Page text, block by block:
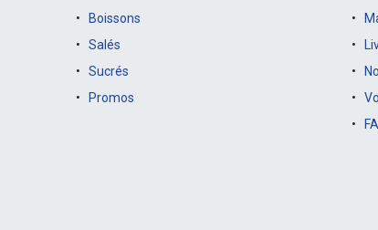
Boissons
Salés
Sucrés
Promos